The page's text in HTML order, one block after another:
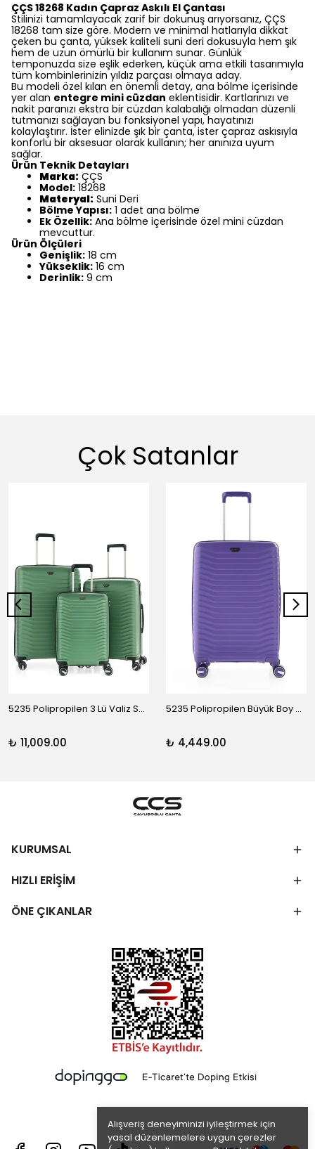
Alışveriş deneyiminizi iyileştirmek için
yasal düzenlemelere uygun çerezler
ÇÇS 18268 Kadın Çapraz Askılı El Çantası
Stilinizi tamamlayacak zarif bir dokunuş arıyorsanız, ÇÇS
18268 tam size göre. Modern ve minimal hatlarıyla dikkat
çeken bu çanta, yüksek kaliteli suni deri dokusuyla hem şık
hem de uzun ömürlü bir kullanım sunar. Günlük
temponuzda size eşlik ederken, küçük ama etkili tasarımıyla
tüm kombinlerinizin yıldız parçası olmaya aday.
Bu modeli özel kılan en önemli detay, ana bölme içerisinde
yer alan entegre mini cüzdan eklentisidir. Kartlarınızı ve
nakit paranızı ekstra bir cüzdan kalabalığı olmadan düzenli
tutmanızı sağlayan bu fonksiyonel yapı, hayatınızı
kolaylaştırır. İster elinizde şık bir çanta, ister çapraz askısıyla
konforlu bir aksesuar olarak kullanın; her anınıza uyum
sağlar.
Ürün Teknik Detayları
Marka: ÇÇS
Model: 18268
Materyal: Suni Deri
Bölme Yapısı: 1 adet ana bölme
Ek Özellik: Ana bölme içerisinde özel mini cüzdan
mevcuttur.
Ürün Ölçüleri
Genişlik: 18 cm
Yükseklik: 16 cm
Derinlik: 9 cm
Çok Satanlar
5235 Polipropilen 3 Lü Valiz Seti
₺ 11,009.00
5235 Polipropilen Büyük Boy Valiz
₺ 4,449.00
KURUMSAL
HIZLI ERİŞİM
ÖNE ÇIKANLAR